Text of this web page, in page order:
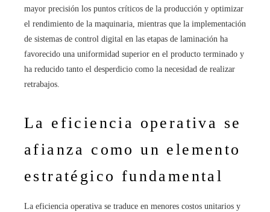
mayor precisión los puntos críticos de la producción y optimizar
el rendimiento de la maquinaria, mientras que la implementación
de sistemas de control digital en las etapas de laminación ha
favorecido una uniformidad superior en el producto terminado y
ha reducido tanto el desperdicio como la necesidad de realizar
retrabajos.
La eficiencia operativa se
afianza como un elemento
estratégico fundamental
La eficiencia operativa se traduce en menores costos unitarios y